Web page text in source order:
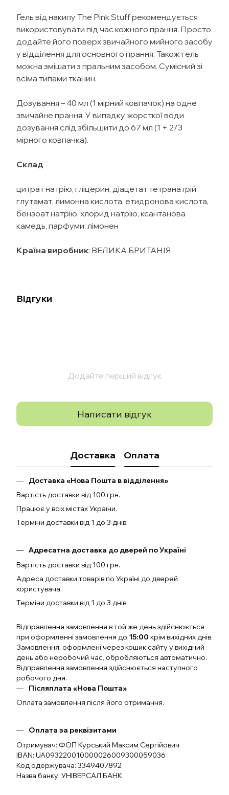
Гель від накипу The Pink Stuff рекомендується
використовувати під час кожного прання. Просто
додайте його поверх звичайного мийного засобу
у відділення для основного прання. Також гель
можна змішати з пральним засобом. Сумісний зі
всіма типами тканин.
Дозування – 40 мл (1 мірний ковпачок) на одне
звичайне прання. У випадку жорсткої води
дозування слід збільшити до 67 мл (1 + 2/3
мірного ковпачка).
Склад
цитрат натрію, гліцерин, діацетат тетранатрій
глутамат, лимонна кислота, етидронова кислота,
бензоат натрію, хлорид натрію, ксантанова
камедь, парфуми, лімонен
Країна виробник: ВЕЛИКА БРИТАНІЯ
Відгуки
Додайте перший відгук
Написати відгук
Доставка Оплата
Доставка «Нова Пошта в відділення»
Вартість доставки від 100 грн.
Працює у всіх містах України.
Терміни доставки від 1 до 3 днів.
Адресатна доставка до дверей по Україні
Вартість доставки від 100 грн.
Адреса доставки товарів по Україні до дверей
користувача.
Терміни доставки від 1 до 3 днів.
Відправлення замовлення в той же день здійснюється
при оформленні замовлення до 15:00 крім вихідних днів.
Замовлення, оформлені через кошик сайту у вихідний
день або неробочий час, обробляються автоматично.
Відправлення замовлення здійснюється наступного
робочого дня.
Післяплата «Нова Пошта»
Оплата замовлення після його отримання.
Оплата за реквізитами
Отримувач: ФОП Курський Максим Сергійович
IBAN: UA093220010000026009300059036
Код одержувача: 3349407892
Назва банку: УНІВЕРСАЛ БАНК